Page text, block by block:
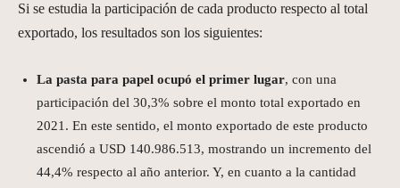
Si se estudia la participación de cada producto respecto al total
exportado, los resultados son los siguientes:
La pasta para papel ocupó el primer lugar, con una
participación del 30,3% sobre el monto total exportado en
2021. En este sentido, el monto exportado de este producto
ascendió a USD 140.986.513, mostrando un incremento del
44,4% respecto al año anterior. Y, en cuanto a la cantidad